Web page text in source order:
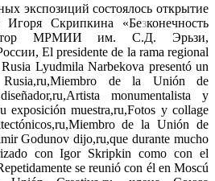
экспозиций состоялось открытие
Игоря Скрипкина «Безконечность
МРМИИ им. С.Д. Эрьзи,
El presidente de la rama regional
Lyudmila Narbekova presentó un
Rusia,ru,Miembro de la Unión de
monumentalista y
exposición muestra,ru,Fotos y collage
de la Unión de
Godunov dijo,ru,que durante mucho
con Igor Skripkin como con el
se reunió con él en Moscú